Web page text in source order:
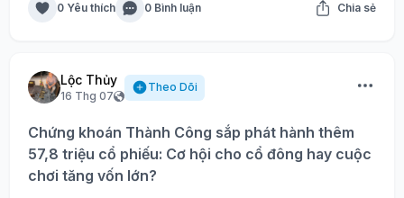
0 Yêu thích 0 Bình luận Chia sẻ
Lộc Thủy
16 Thg 07
Theo Dõi
Chứng khoán Thành Công sắp phát hành thêm
57,8 triệu cổ phiếu: Cơ hội cho cổ đông hay cuộc
chơi tăng vốn lớn?